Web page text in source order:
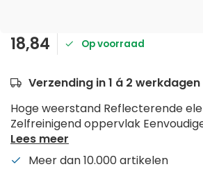
18,84 Op voorraad
Verzending in 1 á 2 werkdagen
Hoge weerstand Reflecterende
Zelfreinigend oppervlak
Lees meer
Meer dan 10.000 artikelen